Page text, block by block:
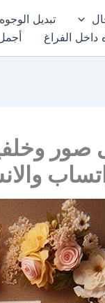
تبديل
داخل الفراغ
صور